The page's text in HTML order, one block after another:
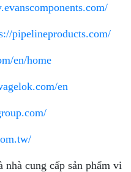
pipelineproducts.com/
en/home
en
cung cấp sản phẩm vi